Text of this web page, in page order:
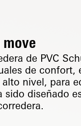
de PVC
de confort,
alto nivel, para
sido diseñado